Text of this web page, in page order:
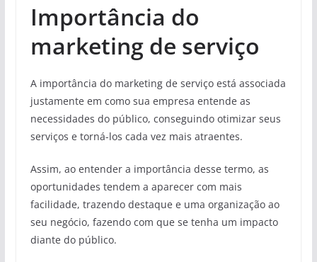
Importância do
marketing de serviço
A importância do marketing de serviço está associada
justamente em como sua empresa entende as
necessidades do público, conseguindo otimizar seus
serviços e torná-los cada vez mais atraentes.
Assim, ao entender a importância desse termo, as
oportunidades tendem a aparecer com mais
facilidade, trazendo destaque e uma organização ao
seu negócio, fazendo com que se tenha um impacto
diante do público.